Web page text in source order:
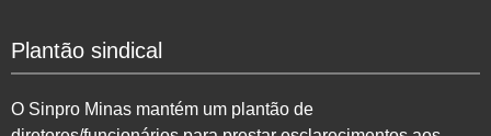
Plantão sindical
O Sinpro Minas mantém um plantão de